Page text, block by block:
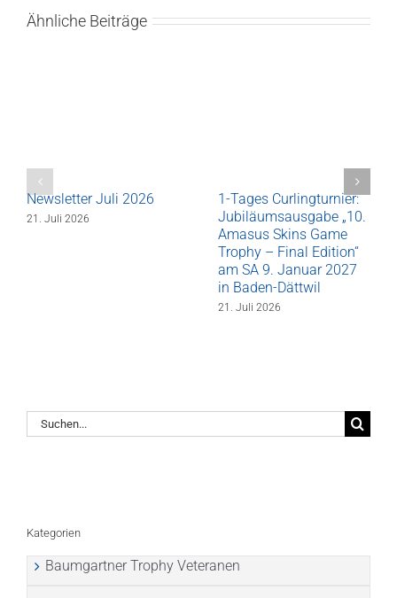
Ähnliche Beiträge
Newsletter Juli 2026
21. Juli 2026
1-Tages Curlingturnier:
Jubiläumsausgabe „10.
Amasus Skins Game
Trophy – Final Edition“
am SA 9. Januar 2027
in Baden-Dättwil
21. Juli 2026
Suche
nach:
Kategorien
Baumgartner Trophy Veteranen